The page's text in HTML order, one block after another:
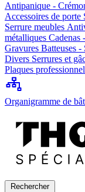
Antipanique -
Accessoires de porte
Serrure meubles
métalliques
Gravures Batteuses -
Divers Serrures et
Plaques
Organigramme de
Rechercher